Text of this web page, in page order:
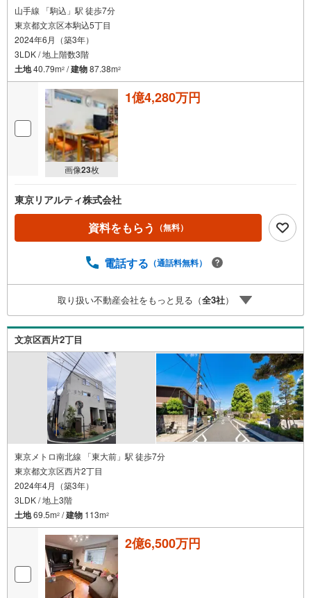
山手線 「駒込」駅 徒歩7分
東京都文京区本駒込5丁目
2024年6月（築3年）
3LDK / 地上階数3階
土地40.79m2 /建物87.38m2
画像23枚
1億4,280万円
東京リアルティ株式会社
資料をもらう （無料）
電話する （通話料無料）
取り扱い不動産会社をもっと見る（全3社）
文京区西片2丁目
東京メトロ南北線 「東大前」駅 徒歩7分
東京都文京区西片2丁目
2024年4月（築3年）
3LDK / 地上3階
土地69.5m2 /建物 113m2
2億6,500万円